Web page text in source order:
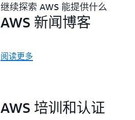
继续探索 AWS 能提供什么
AWS 新闻博客
阅读更多
AWS 培训和认证